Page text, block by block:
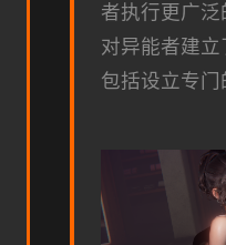
者执行更广泛
对异能者建立
包括设立专门